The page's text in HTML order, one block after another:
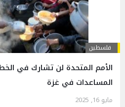
فلسطين
الأمم المتحدة لن تشارك في
المساعدات في غزة
مايو 16, 2025